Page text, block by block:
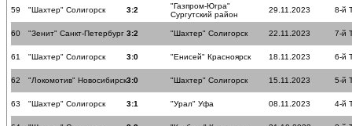
59 "Шахтер" Солигорск 3:2
"Газпром-Югра"
Сургутский район
29.11.2023 8-й
60 "Зенит" Санкт-Петербург 3:2 "Шахтер" Солигорск 22.11.2023 7-й
61 "Шахтер" Солигорск 3:0 "Енисей" Красноярск 18.11.2023 6-й
62 "Локомотив" Новосибирск3:0 "Шахтер" Солигорск 15.11.2023 5-й
63 "Шахтер" Солигорск 3:1 "Урал" Уфа 08.11.2023 4-й